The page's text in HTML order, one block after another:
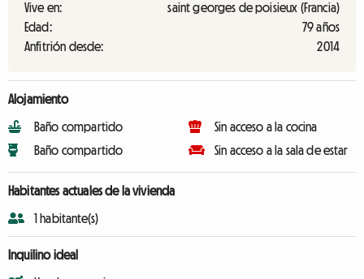
Vive en:
saint georges de poisieux (Francia)
Edad:
79 años
Anfitrión desde:
2014
Alojamiento
Baño compartido
Baño compartido
Sin acceso a la cocina
Sin acceso a la sala de estar
Habitantes actuales de la vivienda
1 habitante(s)
Inquilino ideal